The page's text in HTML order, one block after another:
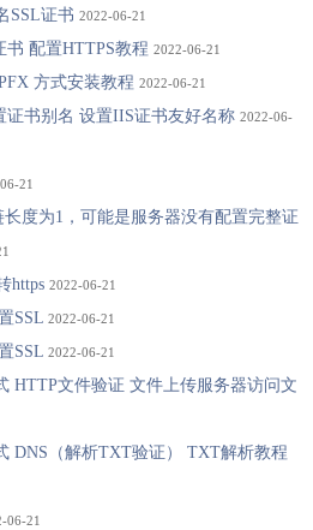
SSL证书 2022-06-21
书 配置HTTPS教程 2022-06-21
方式安装教程 2022-06-21
证书别名 设置IIS证书友好名称 2022-06-
21
度为1，可能是服务器没有配置完整证
https 2022-06-21
SSL 2022-06-21
SSL 2022-06-21
HTTP文件验证 文件上传服务器访问文
DNS（解析TXT验证） TXT解析教程
06-21